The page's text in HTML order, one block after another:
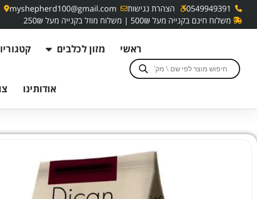
0549949391 הצהרת נגישות myshepherd100@gmail.com
משלוח חינם בקנייה מעל 500₪ | משלוח מוזל בקנייה מעל 250₪
ראשי מזון לכלבים
אודותינו